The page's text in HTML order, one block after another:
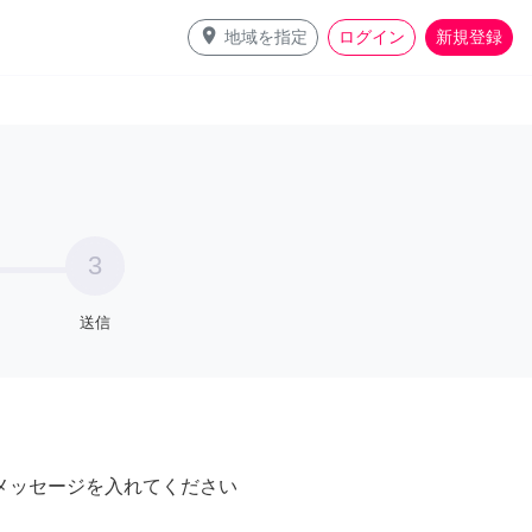
place 地域を指定 ログイン 新規登録
3
送信
ッセージを入れてください